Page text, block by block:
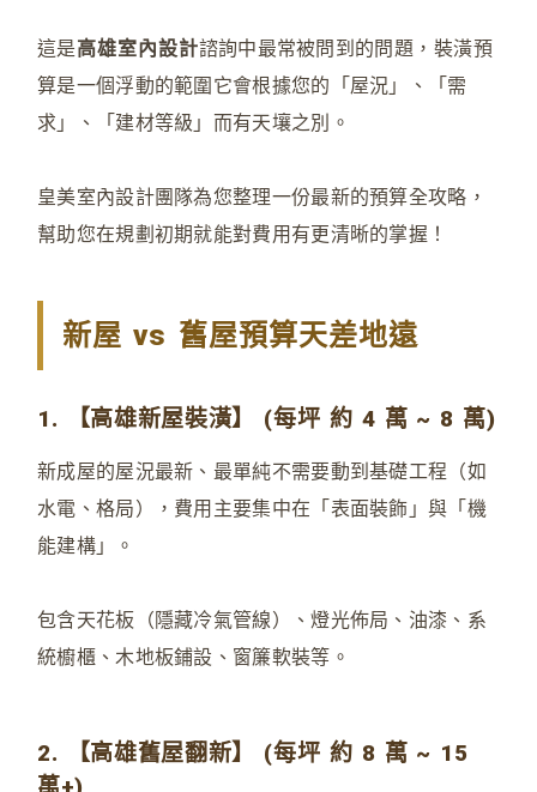
這是高雄室內設計諮詢中最常被問到的問題， 裝潢預
算是一個浮動的範圍它會根據您的「屋況」、「需
求」、「建材等級」而有天壤之別。
皇美室內設計團隊為您整理一份最新的預算全攻略，
幫助您在規劃初期就能對費用有更清晰的掌握！
新屋 vs 舊屋預算天差地遠
1. 【高雄新屋裝潢】 (每坪 約 4 萬 ~ 8 萬)
新成屋的屋況最新、最單純不需要動到基礎工程（如
水電、格局），費用主要集中在「表面裝飾」與「機
能建構」。
包含天花板（隱藏冷氣管線）、燈光佈局、油漆、系
統櫥櫃、木地板鋪設、窗簾軟裝等。
2. 【高雄舊屋翻新】 (每坪 約 8 萬 ~ 15
萬+)